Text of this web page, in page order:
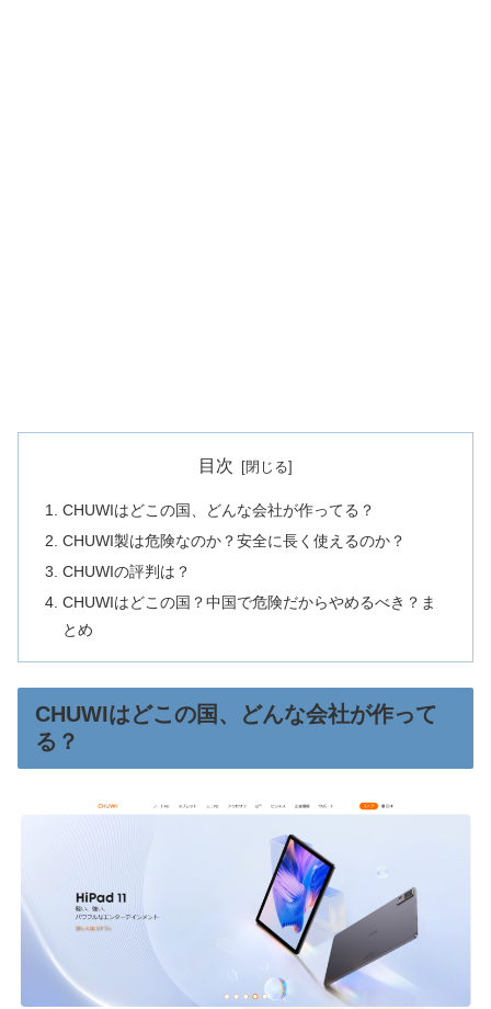
目次
CHUWIはどこの国、どんな会社が作ってる？
CHUWI製は危険なのか？安全に長く使えるのか？
CHUWIの評判は？
CHUWIはどこの国？中国で危険だからやめるべき？ま
とめ
CHUWIはどこの国、どんな会社が作って
る？